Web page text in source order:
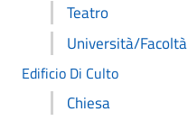
Teatro
Università/Facoltà
Edificio Di Culto
Chiesa